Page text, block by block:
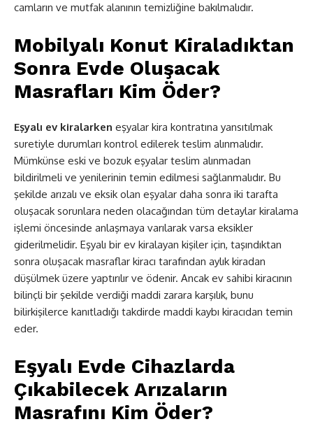
camların ve mutfak alanının temizliğine bakılmalıdır.
Mobilyalı Konut Kiraladıktan
Sonra Evde Oluşacak
Masrafları Kim Öder?
Eşyalı ev kiralarken eşyalar kira kontratına yansıtılmak
suretiyle durumları kontrol edilerek teslim alınmalıdır.
Mümkünse eski ve bozuk eşyalar teslim alınmadan
bildirilmeli ve yenilerinin temin edilmesi sağlanmalıdır. Bu
şekilde arızalı ve eksik olan eşyalar daha sonra iki tarafta
oluşacak sorunlara neden olacağından tüm detaylar kiralama
işlemi öncesinde anlaşmaya varılarak varsa eksikler
giderilmelidir. Eşyalı bir ev kiralayan kişiler için, taşındıktan
sonra oluşacak masraflar kiracı tarafından aylık kiradan
düşülmek üzere yaptırılır ve ödenir. Ancak ev sahibi kiracının
bilinçli bir şekilde verdiği maddi zarara karşılık, bunu
bilirkişilerce kanıtladığı takdirde maddi kaybı kiracıdan temin
eder.
Eşyalı Evde Cihazlarda
Çıkabilecek Arızaların
Masrafını Kim Öder?